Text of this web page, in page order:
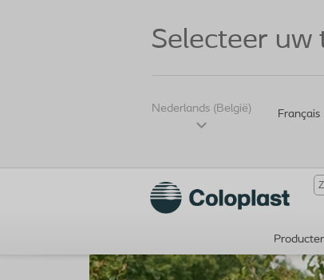
Selecteer uw
Nederlands (België) Français